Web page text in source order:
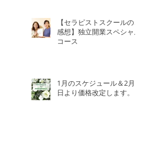
【セラピストスクールのご
感想】独立開業スペシャル
コース
1月のスケジュール＆2月3
日より価格改定します。